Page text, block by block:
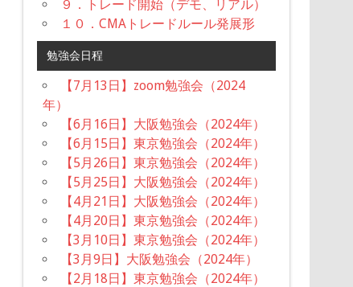
９．トレード開始（デモ、リアル）
１０．CMAトレードルール発展形
勉強会日程
【7月13日】zoom勉強会（2024
年）
【6月16日】大阪勉強会（2024年）
【6月15日】東京勉強会（2024年）
【5月26日】東京勉強会（2024年）
【5月25日】大阪勉強会（2024年）
【4月21日】大阪勉強会（2024年）
【4月20日】東京勉強会（2024年）
【3月10日】東京勉強会（2024年）
【3月9日】大阪勉強会（2024年）
【2月18日】東京勉強会（2024年）